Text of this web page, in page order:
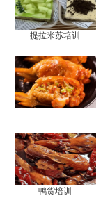
提拉米苏培训
鸭货培训